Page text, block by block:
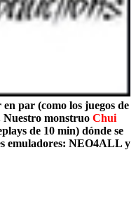
par (como los juegos de
Nuestro monstruo Chui
de 10 min) dónde se
emuladores: NEO4ALL y